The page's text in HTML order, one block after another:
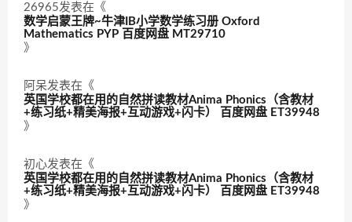
26965发表在《
数学启蒙王牌~牛津IB小学数学练习册 Oxford
Mathematics PYP 百度网盘 MT29710
》
阿呆发表在《
英国学校都在用的自然拼读教材Anima Phonics（含教材
+练习纸+精美海报+互动游戏+闪卡） 百度网盘 ET39948
》
初心发表在《
英国学校都在用的自然拼读教材Anima Phonics（含教材
+练习纸+精美海报+互动游戏+闪卡） 百度网盘 ET39948
》